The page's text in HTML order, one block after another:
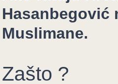
Hasanbegović
Muslimane.
Zašto ?